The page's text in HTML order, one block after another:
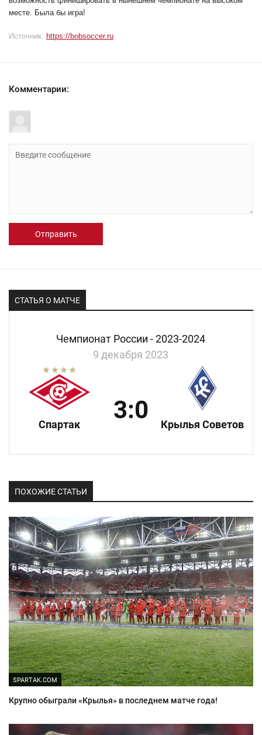
месте. Была бы игра!
Источник: https://bobsoccer.ru
Комментарии:
Отправить
СТАТЬЯ О МАТЧЕ
Чемпионат России - 2023-2024
9 декабря 2023
Спартак
3:0
Крылья Советов
ПОХОЖИЕ СТАТЬИ
SPARTAK.COM
Крупно обыграли «Крылья» в последнем матче года!